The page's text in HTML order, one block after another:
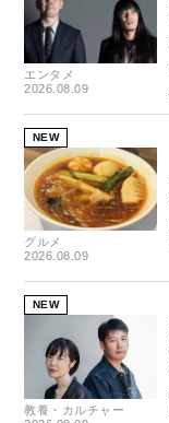
エンタメ
2026.08.09
NEW
グルメ
2026.08.09
NEW
教養・カルチャー